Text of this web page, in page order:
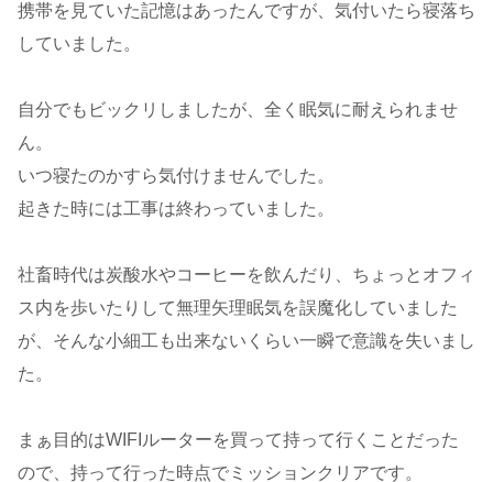
携帯を見ていた記憶はあったんですが、気付いたら寝落ち
していました。
自分でもビックリしましたが、全く眠気に耐えられませ
ん。
いつ寝たのかすら気付けませんでした。
起きた時には工事は終わっていました。
社畜時代は炭酸水やコーヒーを飲んだり、ちょっとオフィ
ス内を歩いたりして無理矢理眠気を誤魔化していました
が、そんな小細工も出来ないくらい一瞬で意識を失いまし
た。
まぁ目的はWIFIルーターを買って持って行くことだった
ので、持って行った時点でミッションクリアです。